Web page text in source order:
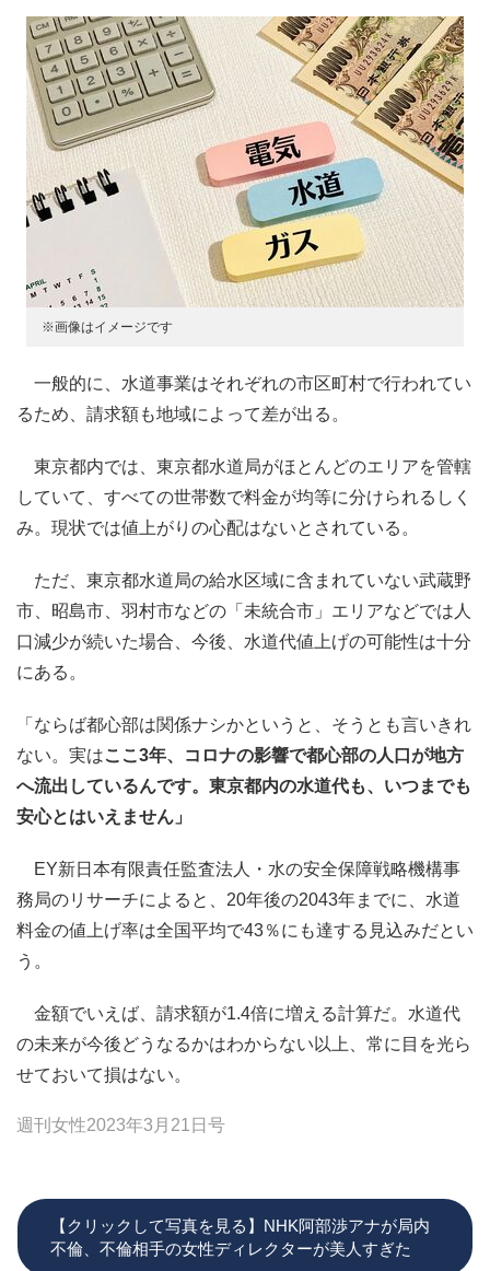
※画像はイメージです
一般的に、水道事業はそれぞれの市区町村で行われてい
るため、請求額も地域によって差が出る。
東京都内では、東京都水道局がほとんどのエリアを管轄
していて、すべての世帯数で料金が均等に分けられるしく
み。現状では値上がりの心配はないとされている。
ただ、東京都水道局の給水区域に含まれていない武蔵野
市、昭島市、羽村市などの「未統合市」エリアなどでは人
口減少が続いた場合、今後、水道代値上げの可能性は十分
にある。
「ならば都心部は関係ナシかというと、そうとも言いきれ
ない。実はここ3年、コロナの影響で都心部の人口が地方
へ流出しているんです。東京都内の水道代も、いつまでも
安心とはいえません」
EY新日本有限責任監査法人・水の安全保障戦略機構事
務局のリサーチによると、20年後の2043年までに、水道
料金の値上げ率は全国平均で43％にも達する見込みだとい
う。
金額でいえば、請求額が1.4倍に増える計算だ。水道代
の未来が今後どうなるかはわからない以上、常に目を光ら
せておいて損はない。
週刊女性2023年3月21日号
【クリックして写真を見る】NHK阿部渉アナが局内
不倫、不倫相手の女性ディレクターが美人すぎた